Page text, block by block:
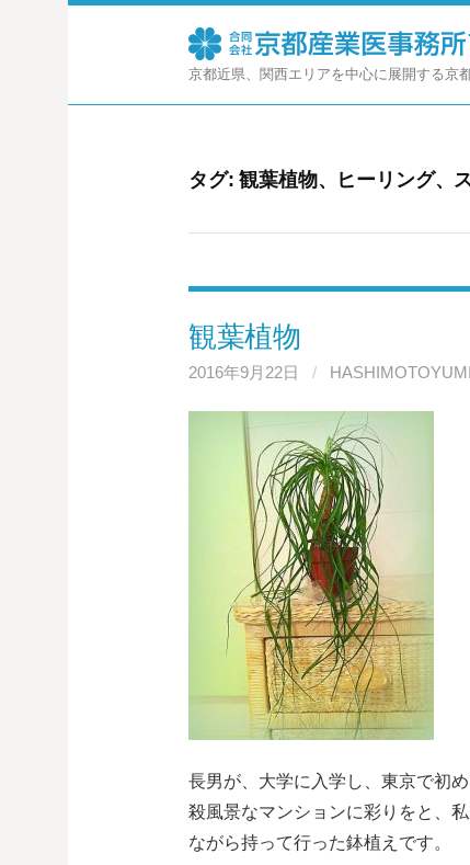
コ
京都近県、関西エリアを中心に展開する京
タグ:観葉植物、ヒーリング、
観葉植物
2016年9月22日 / HASHIMOTOYUMI
長男が、大学に入学し、東京で初
殺風景なマンションに彩りをと、
ながら持って行った鉢植えです。